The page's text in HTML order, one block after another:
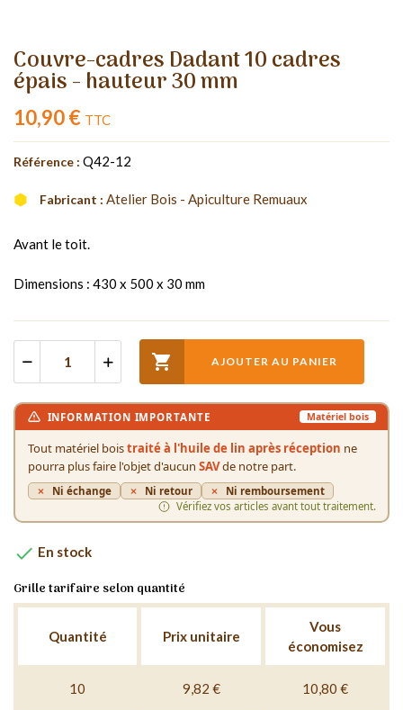
Couvre-cadres Dadant 10 cadres
épais - hauteur 30 mm
10,90 € TTC
Référence : Q42-12
Fabricant : Atelier Bois - Apiculture Remuaux
Avant le toit.
Dimensions : 430 x 500 x 30 mm
 AJOUTER AU PANIER
INFORMATION IMPORTANTE Matériel bois
Tout matériel boistraité à l'huile de lin après réception ne
pourra plus faire l'objet d'aucun SAVde notre part.
Ni échange Ni retour
Ni remboursement
Vérifiez vos articles avant tout traitement.
 En stock
Grille tarifaire selon quantité
Quantité Prix unitaire
Vous
économisez
10 9,82 € 10,80 €